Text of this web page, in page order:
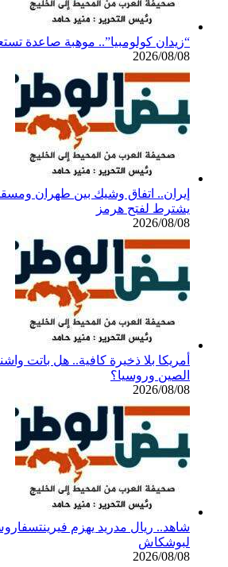
“زيدان كولومبيا”.. موهبة صاعدة
2026/08/08
إيران.. اتفاق وشيك بين طهران
يشترط لفتح هرمز
2026/08/08
أمريكا بلا ذخيرة كافية.. هل باتت
الصين وروسيا؟
2026/08/08
شاهد.. ريال مدريد يهزم
لبوشكاش
2026/08/08